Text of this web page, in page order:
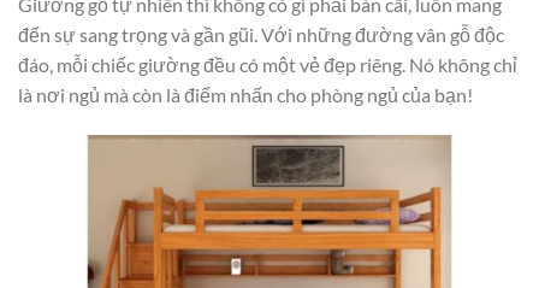
Giường gỗ tự nhiên thì không có gì phải bàn cãi, luôn mang
đến sự sang trọng và gần gũi. Với những đường vân gỗ độc
đáo, mỗi chiếc giường đều có một vẻ đẹp riêng. Nó không chỉ
là nơi ngủ mà còn là điểm nhấn cho phòng ngủ của bạn!